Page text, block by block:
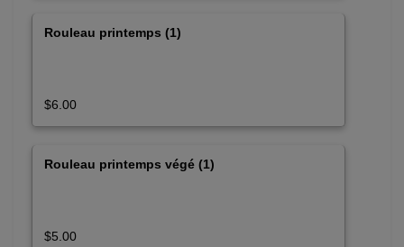
Rouleau printemps (1)
$6.00
Rouleau printemps végé (1)
$5.00